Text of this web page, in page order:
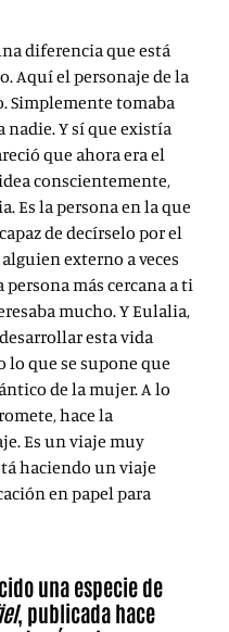
diferencia que está
Aquí el personaje de la
Simplemente tomaba
nadie. Y sí que existía
que ahora era el
conscientemente,
Es la persona en la que
de decírselo por el
externo a veces
más cercana a ti
mucho. Y Eulalia,
esta vida
lo que se supone que
de la mujer. A lo
hace la
Es un viaje muy
haciendo un viaje
en papel para
una especie de
, publicada hace